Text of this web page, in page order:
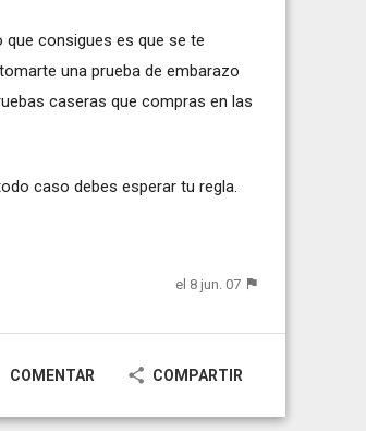
consigues es que se te
una prueba de embarazo
caseras que compras en las
caso debes esperar tu regla.
el 8 jun. 07
COMENTAR COMPARTIR